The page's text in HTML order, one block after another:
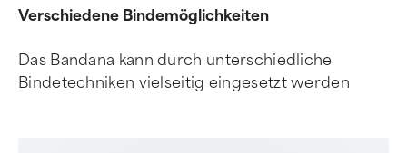
Verschiedene Bindemöglichkeiten
Das Bandana kann durch unterschiedliche
Bindetechniken vielseitig eingesetzt werden